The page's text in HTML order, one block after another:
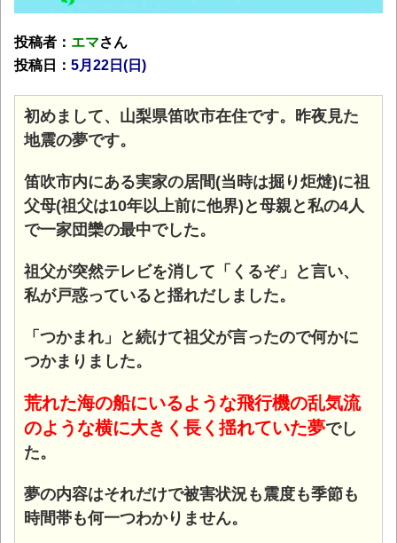
投稿者： エマさん
投稿日： 5月22日(日)
初めまして、山梨県笛吹市在住です。昨夜見た
地震の夢です。
笛吹市内にある実家の居間(当時は掘り炬燵)に祖
父母(祖父は10年以上前に他界)と母親と私の4人
で一家団欒の最中でした。
祖父が突然テレビを消して「くるぞ」と言い、
私が戸惑っていると揺れだしました。
「つかまれ」と続けて祖父が言ったので何かに
つかまりました。
荒れた海の船にいるような飛行機の乱気流
のような横に大きく長く揺れていた夢でし
た。
夢の内容はそれだけで被害状況も震度も季節も
時間帯も何一つわかりません。